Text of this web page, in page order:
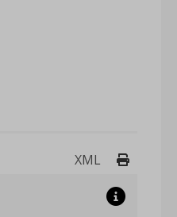
XML Drukuj